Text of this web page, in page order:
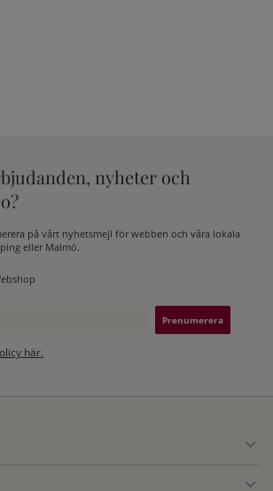
nyheter och
på vårt nyhetsmejl för webben och våra lokala
eller Malmö.
prenumerera på:
här.